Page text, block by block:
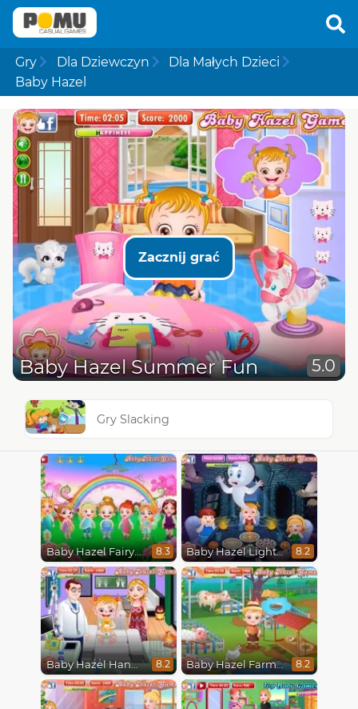
Gry Dla Dziewczyn
Dla Małych Dzieci
Baby Hazel
Zacznij grać
Baby Hazel Summer Fun 5.0
Gry Slacking
Baby Hazel Fairyland Ballet 8.3 Baby Hazel Lighthouse Adventure 8.2
Baby Hazel Hand Fracture 8.2 Baby Hazel Farm Tour 8.2